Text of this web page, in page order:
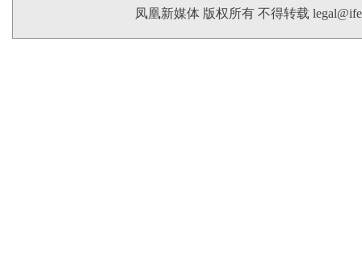
凤凰新媒体 版权所有 不得转载